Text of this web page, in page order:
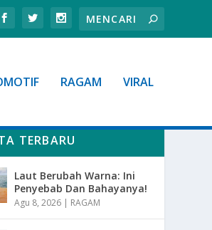
RAGAM VIRAL
TERBARU
Laut Berubah Warna: Ini
Penyebab Dan Bahayanya!
Agu 8, 2026 | RAGAM